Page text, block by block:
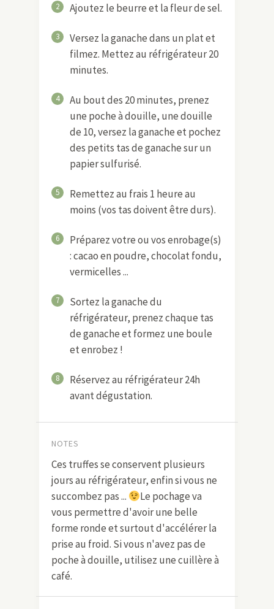
2 Ajoutez le beurre et la fleur de sel.
3
Versez la ganache dans un plat et
filmez. Mettez au réfrigérateur 20
minutes.
4
Au bout des 20 minutes, prenez
une poche à douille, une douille
de 10, versez la ganache et pochez
des petits tas de ganache sur un
papier sulfurisé.
5
Remettez au frais 1 heure au
moins (vos tas doivent être durs).
6
Préparez votre ou vos enrobage(s)
: cacao en poudre, chocolat fondu,
vermicelles ...
7
Sortez la ganache du
réfrigérateur, prenez chaque tas
de ganache et formez une boule
et enrobez !
8
Réservez au réfrigérateur 24h
avant dégustation.
NOTES
Ces truffes se conservent plusieurs
jours au réfrigérateur, enfin si vous ne
succombez pas ...
Le pochage va
vous permettre d'avoir une belle
forme ronde et surtout d'accélérer la
prise au froid. Si vous n'avez pas de
poche à douille, utilisez une cuillère à
café.